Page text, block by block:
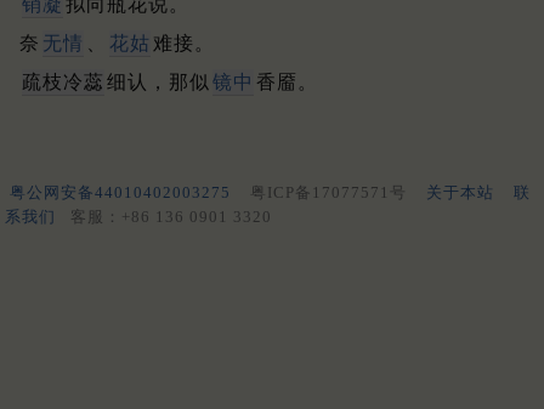
销凝 拟向瓶花说。
奈 无情 花姑 难接。
疏枝冷蕊 细认，那似 镜中 香靥。
粤公网安备44010402003275 粤ICP备17077571号 关于本站
联
系我们
客服：+86 136 0901 3320